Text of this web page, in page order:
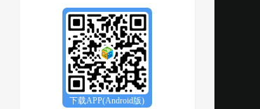
下载APP(Android版)